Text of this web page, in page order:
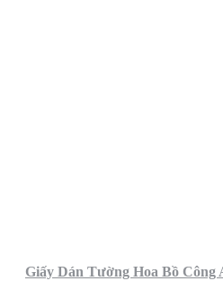
Giấy Dán Tường Hoa Bồ Công